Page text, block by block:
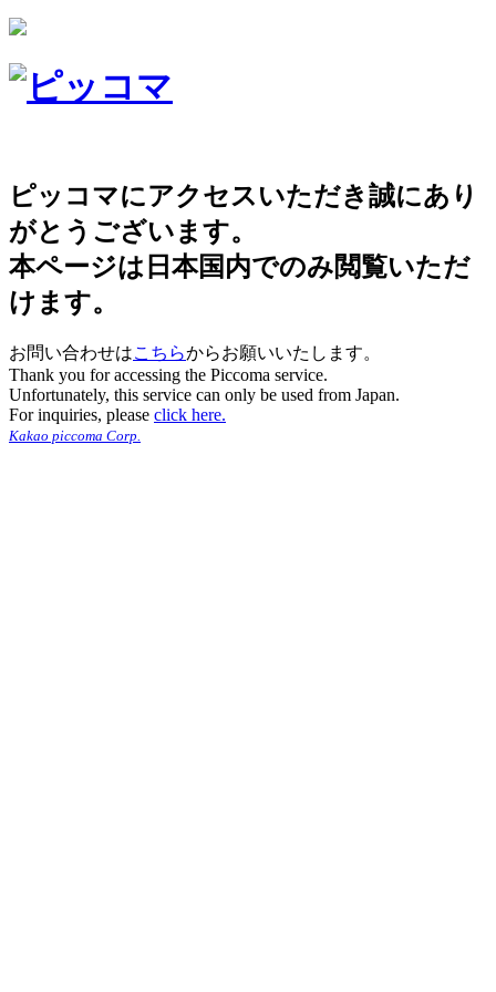
ピッコマにアクセスいただき誠にあり
がとうございます。
本ページは日本国内でのみ閲覧いただ
けます。
お問い合わせはこちらからお願いいたします。
Thank you for accessing the Piccoma service.
Unfortunately, this service can only be used from Japan.
For inquiries, please click here.
Kakao piccoma Corp.